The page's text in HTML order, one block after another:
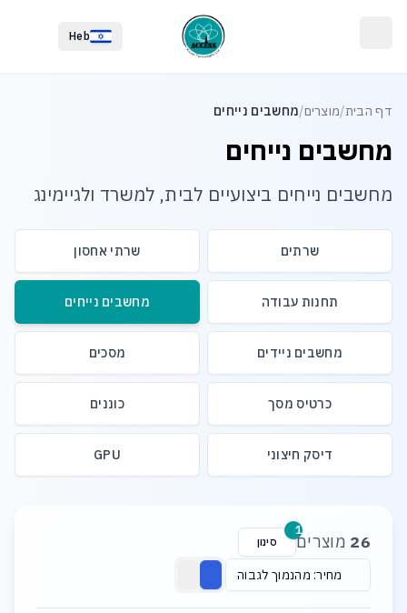
Heb
דף הבית/מוצרים/מחשבים נייחים
מחשבים נייחים
מחשבים נייחים ביצועיים לבית, למשרד ולגיימינג
שרתים שרתי אחסון
תחנות עבודה מחשבים נייחים
מחשבים ניידים מסכים
כרטיס מסך כוננים
דיסק חיצוני GPU
26 מוצרים סינון
1
מחיר: מהנמוך לגבוה